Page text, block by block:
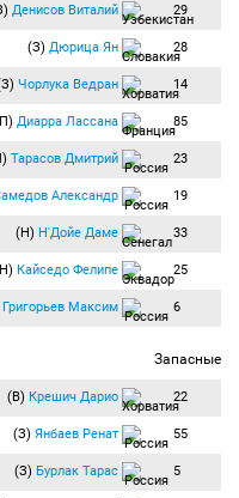
Денисов Виталий 29
(З) Дюрица Ян 28
Чорлука Ведран 14
Диарра Лассана 85
Тарасов Дмитрий 23
Александр 19
(Н) Н'Дойе Даме 33
Кайседо Фелипе 25
Григорьев Максим 6
Запасные
(В) Крешич Дарио 22
(З) Янбаев Ренат 55
(З) Бурлак Тарас 5